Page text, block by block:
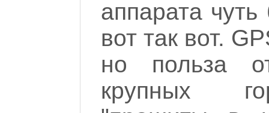
аппарата
вот так вот.
но польза
крупных